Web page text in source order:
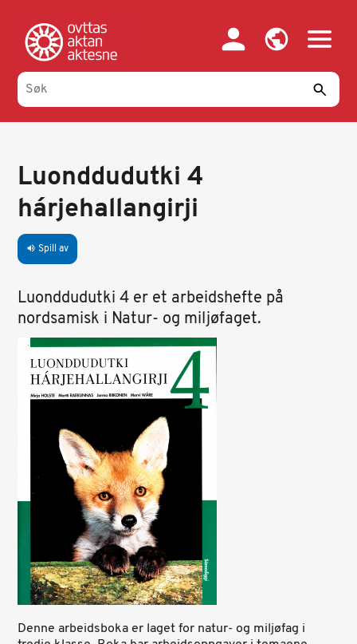
hovedinnhold
Luonddudutki 4
hárjehallangirji
volume_up Spill av
Luonddudutki 4 er et arbeidshefte på
nordsamisk i Natur- og miljøfaget.
Denne arbeidsboka er laget for natur- og miljøfag i